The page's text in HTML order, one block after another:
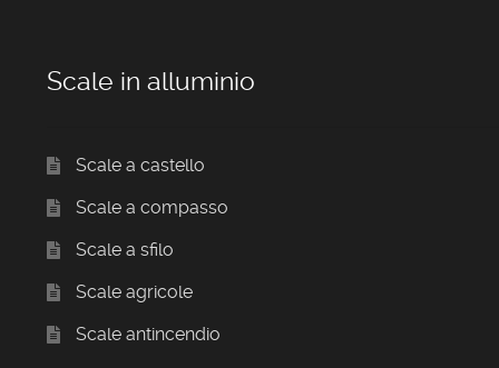
Scale in alluminio
Scale a castello
Scale a compasso
Scale a sfilo
Scale agricole
Scale antincendio